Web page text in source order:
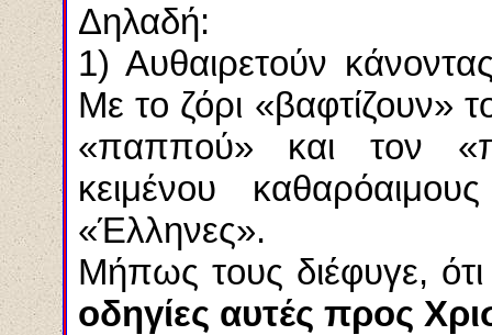
Δηλαδή:
1) Αυθαιρετούν
Με το ζόρι «βαφτίζουν»
«παππού» και τον
κειμένου
«Έλληνες».
Μήπως τους διέφυγε,
οδηγίες αυτές προς